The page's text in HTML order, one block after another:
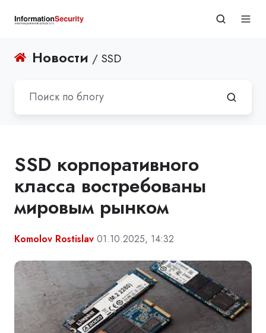
Новости / SSD
SSD корпоративного
класса востребованы
мировым рынком
Komolov Rostislav 01.10.2025, 14:32